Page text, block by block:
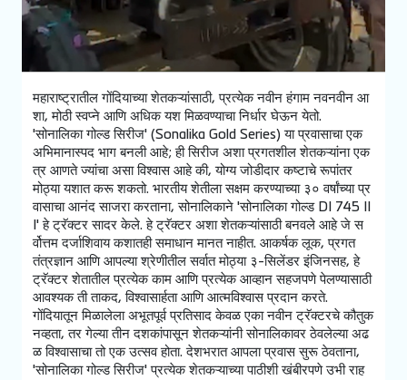
महाराष्ट्रातील गोंदियाच्या शेतकऱ्यांसाठी, प्रत्येक नवीन हंगाम नवनवीन आ
शा, मोठी स्वप्ने आणि अधिक यश मिळवण्याचा निर्धार घेऊन येतो.
'सोनालिका गोल्ड सिरीज' (Sonalika Gold Series) या प्रवासाचा एक
अभिमानास्पद भाग बनली आहे; ही सिरीज अशा प्रगतशील शेतकऱ्यांना एक
त्र आणते ज्यांचा असा विश्वास आहे की, योग्य जोडीदार कष्टाचे रूपांतर
मोठ्या यशात करू शकतो. भारतीय शेतीला सक्षम करण्याच्या ३० वर्षांच्या प्र
वासाचा आनंद साजरा करताना, सोनालिकाने 'सोनालिका गोल्ड DI 745 II
I' हे ट्रॅक्टर सादर केले. हे ट्रॅक्टर अशा शेतकऱ्यांसाठी बनवले आहे जे स
र्वोत्तम दर्जाशिवाय कशातही समाधान मानत नाहीत. आकर्षक लूक, प्रगत
तंत्रज्ञान आणि आपल्या श्रेणीतील सर्वात मोठ्या ३-सिलेंडर इंजिनसह, हे
ट्रॅक्टर शेतातील प्रत्येक काम आणि प्रत्येक आव्हान सहजपणे पेलण्यासाठी
आवश्यक ती ताकद, विश्वासार्हता आणि आत्मविश्वास प्रदान करते.
गोंदियातून मिळालेला अभूतपूर्व प्रतिसाद केवळ एका नवीन ट्रॅक्टरचे कौतुक
नव्हता, तर गेल्या तीन दशकांपासून शेतकऱ्यांनी सोनालिकावर ठेवलेल्या अढ
ळ विश्वासाचा तो एक उत्सव होता. देशभरात आपला प्रवास सुरू ठेवताना,
'सोनालिका गोल्ड सिरीज' प्रत्येक शेतकऱ्याच्या पाठीशी खंबीरपणे उभी राह